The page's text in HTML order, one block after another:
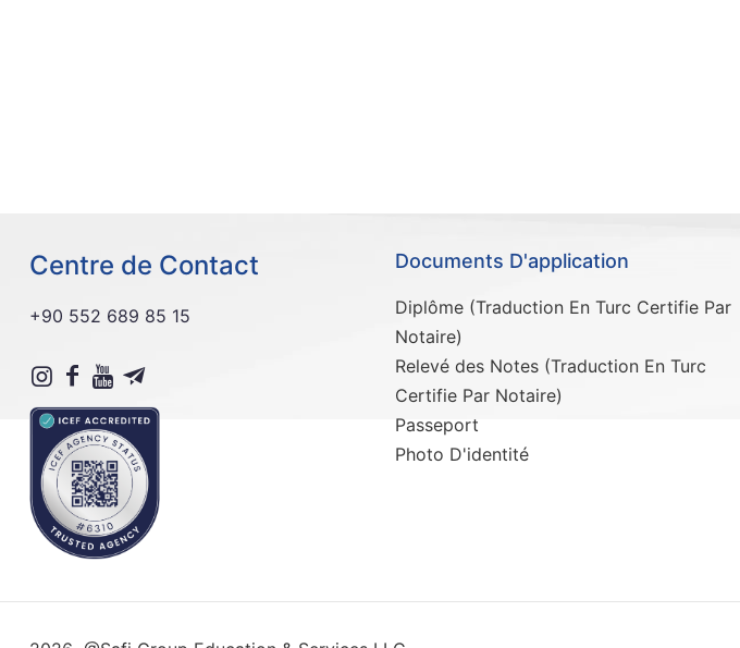
Centre de Contact
+90 552 689 85 15
Documents D'application
Diplôme (Traduction En Turc Certifie Par
Notaire)
Relevé des Notes (Traduction En Turc
Certifie Par Notaire)
Passeport
Photo D'identité